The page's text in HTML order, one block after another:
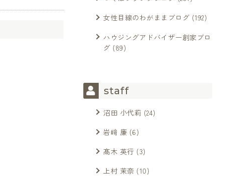
女性目線のわがままブログ (192)
ハウジングアドバイザー創家ブロ
グ (89)
staff
沼田 小代莉 (24)
岩﨑 廉 (6)
髙木 英行 (3)
上村 茉奈 (10)